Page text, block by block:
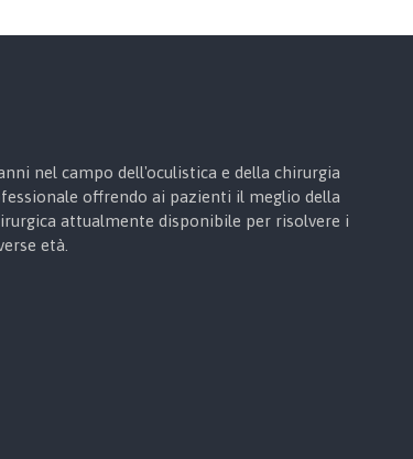
nel campo dell'oculistica e della chirurgia
offrendo ai pazienti il meglio della
attualmente disponibile per risolvere i
età.